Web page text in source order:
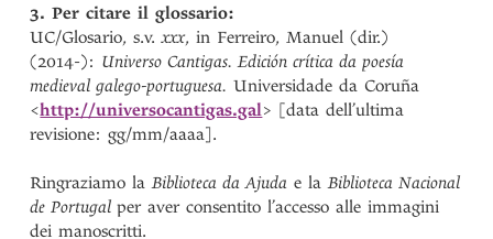
3. Per citare il glossario:
UC/Glosario, s.v.xxx, in Ferreiro, Manuel (dir.)
(2014-): Universo Cantigas. Edición crítica da poesía
medieval galego-portuguesa. Universidade da Coruña
<http://universocantigas.gal> [data dell’ultima
revisione: gg/mm/aaaa].
Ringraziamo laBiblioteca da Ajuda e laBiblioteca Nacional
de Portugalper aver consentito l’accesso alle immagini
dei manoscritti.